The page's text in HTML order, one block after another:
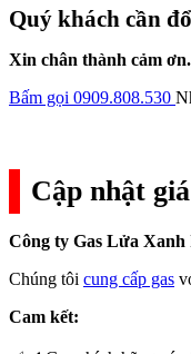
Quý khách cần
Xin chân thành cảm ơn.
Bấm gọi 0909.808.530
Cập nhật
Công ty Gas Lửa Xanh
Chúng tôi cung cấp gas
Cam kết: